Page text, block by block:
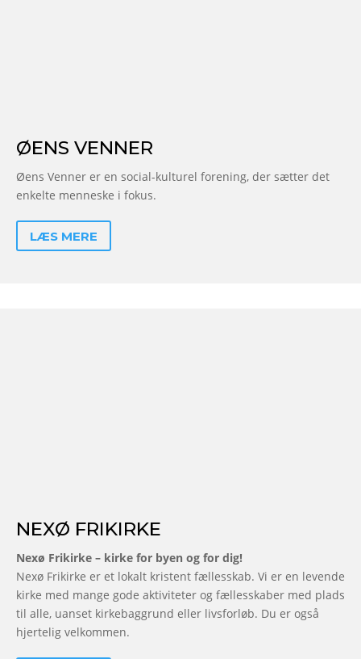
ØENS VENNER
Øens Venner er en social-kulturel forening, der sætter det
enkelte menneske i fokus.
LÆS MERE
NEXØ FRIKIRKE
Nexø Frikirke – kirke for byen og for dig!
Nexø Frikirke er et lokalt kristent fællesskab. Vi er en levende
kirke med mange gode aktiviteter og fællesskaber med plads
til alle, uanset kirkebaggrund eller livsforløb. Du er også
hjertelig velkommen.